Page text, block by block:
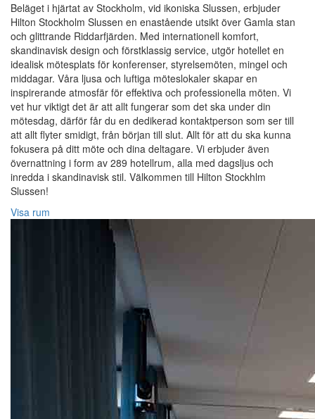
Beläget i hjärtat av Stockholm, vid ikoniska Slussen, erbjuder
Hilton Stockholm Slussen en enastående utsikt över Gamla stan
och glittrande Riddarfjärden. Med internationell komfort,
skandinavisk design och förstklassig service, utgör hotellet en
idealisk mötesplats för konferenser, styrelsemöten, mingel och
middagar. Våra ljusa och luftiga möteslokaler skapar en
inspirerande atmosfär för effektiva och professionella möten. Vi
vet hur viktigt det är att allt fungerar som det ska under din
mötesdag, därför får du en dedikerad kontaktperson som ser till
att allt flyter smidigt, från början till slut. Allt för att du ska kunna
fokusera på ditt möte och dina deltagare. Vi erbjuder även
övernattning i form av 289 hotellrum, alla med dagsljus och
inredda i skandinavisk stil. Välkommen till Hilton Stockhlm
Slussen!
Visa rum